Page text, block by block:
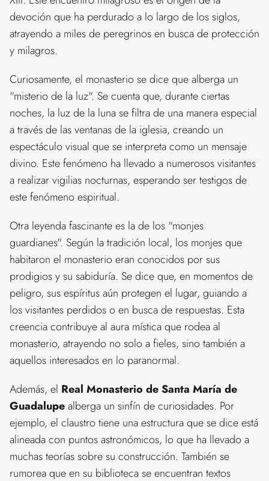
devoción que ha perdurado a lo largo de los siglos,
atrayendo a miles de peregrinos en busca de protección
y milagros.
Curiosamente, el monasterio se dice que alberga un
"misterio de la luz". Se cuenta que, durante ciertas
noches, la luz de la luna se filtra de una manera especial
a través de las ventanas de la iglesia, creando un
espectáculo visual que se interpreta como un mensaje
divino. Este fenómeno ha llevado a numerosos visitantes
a realizar vigilias nocturnas, esperando ser testigos de
este fenómeno espiritual.
Otra leyenda fascinante es la de los "monjes
guardianes". Según la tradición local, los monjes que
habitaron el monasterio eran conocidos por sus
prodigios y su sabiduría. Se dice que, en momentos de
peligro, sus espíritus aún protegen el lugar, guiando a
los visitantes perdidos o en busca de respuestas. Esta
creencia contribuye al aura mística que rodea al
monasterio, atrayendo no solo a fieles, sino también a
aquellos interesados en lo paranormal.
Además, el Real Monasterio de Santa María de
Guadalupealberga un sinfín de curiosidades. Por
ejemplo, el claustro tiene una estructura que se dice está
alineada con puntos astronómicos, lo que ha llevado a
muchas teorías sobre su construcción. También se
rumorea que en su biblioteca se encuentran textos